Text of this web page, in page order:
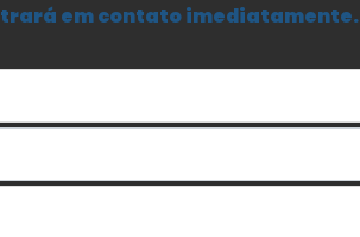
em contato imediatamente.